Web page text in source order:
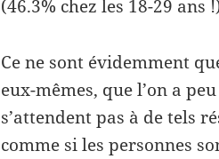
(46.3% chez les 18-29
Ce ne sont évidemment
eux-mêmes, que l’on a
s’attendent pas à de tels
comme si les personnes